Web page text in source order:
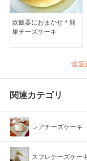
炊飯器におまかせ＊簡
単チーズケーキ
炊飯
関連カテゴリ
レアチーズケーキ
スフレチーズケー